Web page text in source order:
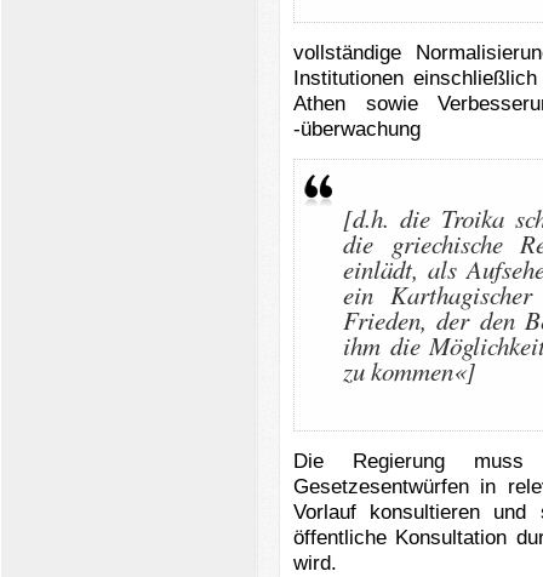
vollständige
Institutionen
Athen sowie
-überwachung
[d.h. die Troika
die griechische
einlädt, als
ein
Frieden, der den
ihm die
zu kommen«]
Die Regierung
Gesetzesentwürfen in
Vorlauf konsultieren
öffentliche Konsultation
wird.